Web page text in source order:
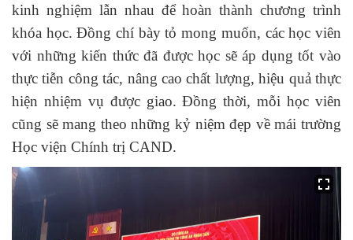
kinh nghiệm lẫn nhau để hoàn thành chương trình
khóa học. Đồng chí bày tỏ mong muốn, các học viên
với những kiến thức đã được học sẽ áp dụng tốt vào
thực tiễn công tác, nâng cao chất lượng, hiệu quả thực
hiện nhiệm vụ được giao. Đồng thời, mỗi học viên
cũng sẽ mang theo những kỷ niệm đẹp về mái trường
Học viện Chính trị CAND.